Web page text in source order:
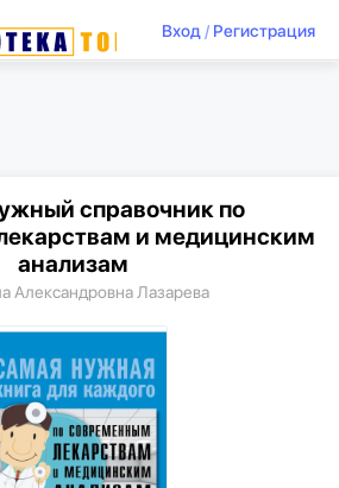
Вход/ Регистрация
справочник по
и медицинским
анализам
Александровна Лазарева